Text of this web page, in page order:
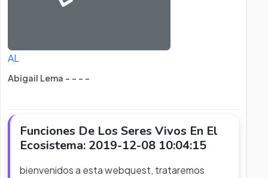
AL
Abigail Lema - - - -
Funciones De Los Seres Vivos En El
Ecosistema: 2019-12-08 10:04:15
bienvenidos a esta webquest, trataremos